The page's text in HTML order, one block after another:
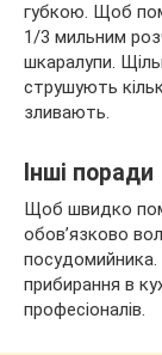
губкою. Щоб
1/3 мильним
шкаралупи.
струшують
зливають.
Інші поради
Щоб швидко
обов’язково
прибирання в
професіоналів.